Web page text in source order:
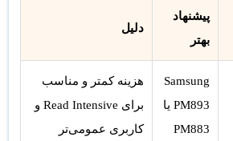
پیشنهاد
بهتر
دلیل
Samsung
PM893 یا
PM883
هزینه کمتر و مناسب
برای Read Intensive و
کاربری عمومی‌تر